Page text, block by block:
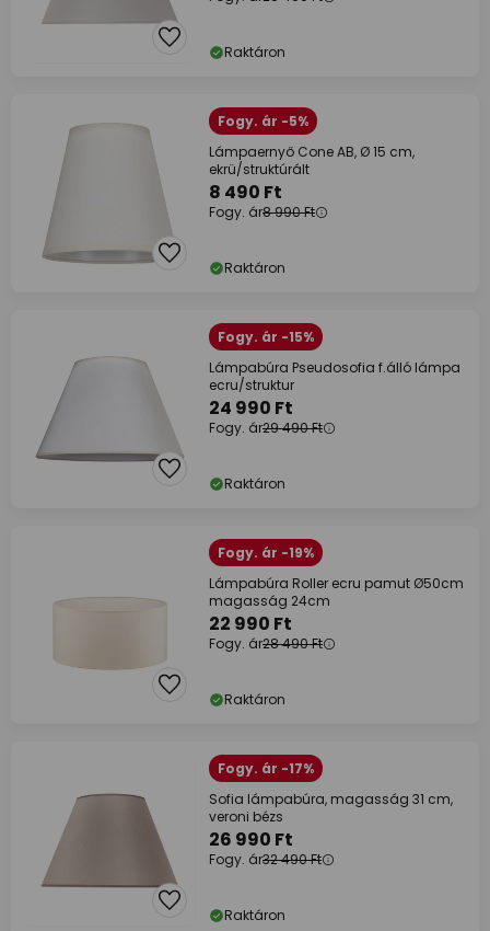
Raktáron
Fogy. ár -5%
Lámpaernyő Cone AB, Ø 15 cm,
ekrü/struktúrált
8 490 Ft
Fogy. ár8 990 Ft
Raktáron
Fogy. ár -15%
Lámpabúra Pseudosofia f.álló lámpa
ecru/struktur
24 990 Ft
Fogy. ár29 490 Ft
Raktáron
Fogy. ár -19%
Lámpabúra Roller ecru pamut Ø50cm
magasság 24cm
22 990 Ft
Fogy. ár28 490 Ft
Raktáron
Fogy. ár -17%
Sofia lámpabúra, magasság 31 cm,
veroni bézs
26 990 Ft
Fogy. ár32 490 Ft
Raktáron